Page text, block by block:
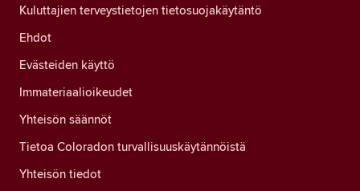
Kuluttajien terveystietojen tietosuojakäytäntö
Ehdot
Evästeiden käyttö
Immateriaalioikeudet
Yhteisön säännöt
Tietoa Coloradon turvallisuuskäytännöistä
Yhteisön tiedot